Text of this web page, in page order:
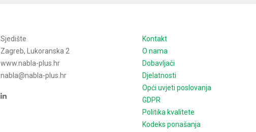
Sjedište
Zagreb, Lukoranska 2
www.nabla-plus.hr
nabla@nabla-plus.hr
Kontakt
O nama
Dobavljači
Djelatnosti
Opći uvjeti poslovanja
GDPR
Politika kvalitete
Kodeks ponašanja